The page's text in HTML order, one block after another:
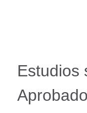
Estudios